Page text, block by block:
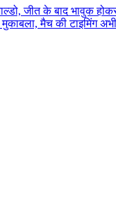
जीत के बाद भावुक
मैच की टाइमिंग